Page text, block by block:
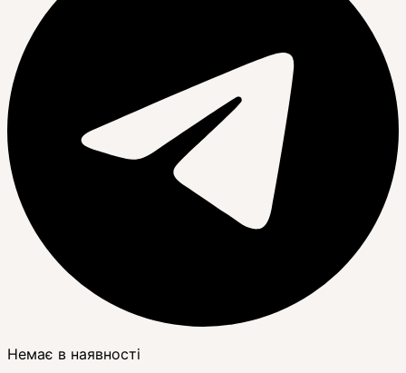
Немає в наявності